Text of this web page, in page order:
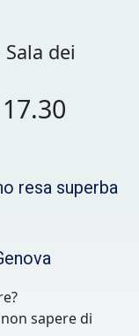
dei
resa superba
sapere di